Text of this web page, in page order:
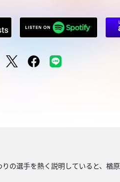
の選手を熱く説明していると、楢